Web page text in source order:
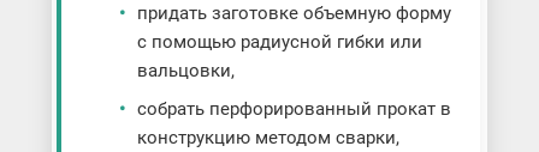
придать заготовке объемную форму
с помощью радиусной гибки или
вальцовки,
собрать перфорированный прокат в
конструкцию методом сварки,